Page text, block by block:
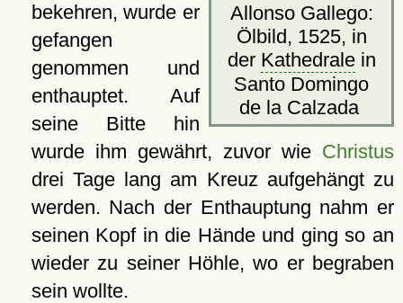
Allonso Gallego:
Ölbild, 1525, in
der Kathedralein
Santo Domingo
de la Calzada
bekehren, wurde er
gefangen
genommen und
enthauptet. Auf
seine Bitte hin
wurde ihm gewährt, zuvor wie Christus
drei Tage lang am Kreuz aufgehängt zu
werden. Nach der Enthauptung nahm er
seinen Kopf in die Hände und ging so an
wieder zu seiner Höhle, wo er begraben
sein wollte.